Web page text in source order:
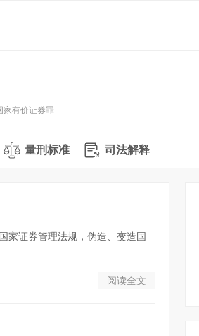
家有价证券罪
量刑标准 司法解释
家证券管理法规，伪造、变造国
阅读全文